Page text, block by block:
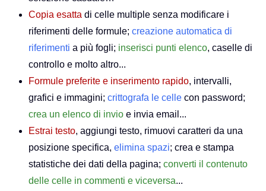
Copia esatta di celle multiple senza modificare i
riferimenti delle formule; creazione automatica di
riferimenti a più fogli; inserisci punti elenco, caselle di
controllo e molto altro...
Formule preferite e inserimento rapido, intervalli,
grafici e immagini; crittografa le celle con password;
crea un elenco di invio e invia email...
Estrai testo, aggiungi testo, rimuovi caratteri da una
posizione specifica, elimina spazi; crea e stampa
statistiche dei dati della pagina; converti il contenuto
delle celle in commenti e viceversa...